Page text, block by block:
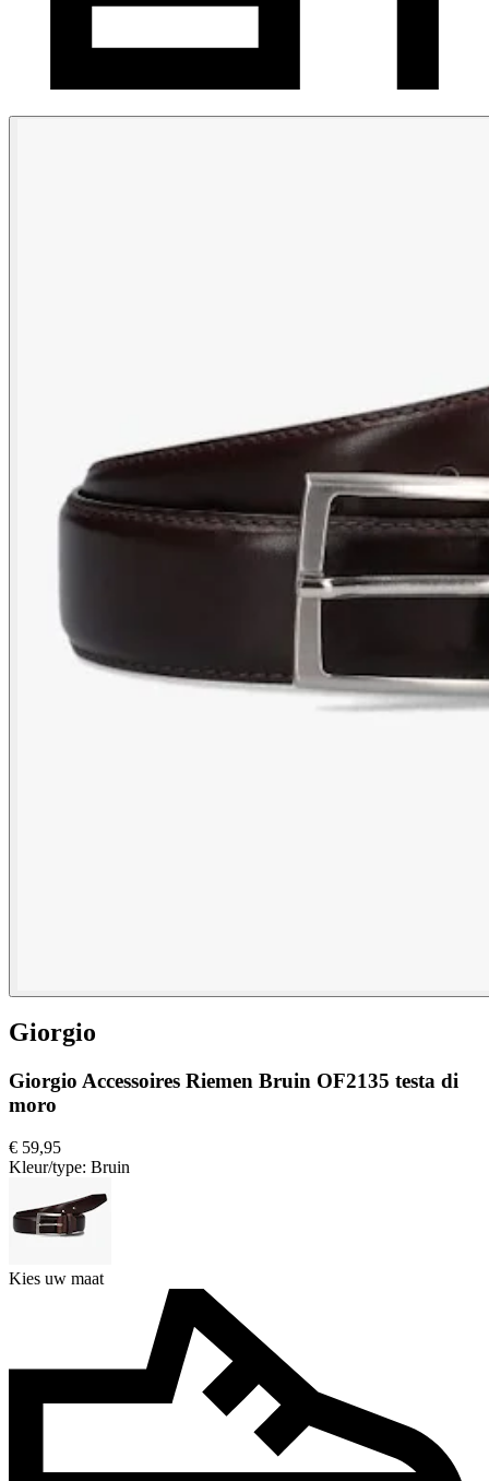
Giorgio
Giorgio Accessoires Riemen Bruin OF2135 testa di
moro
€ 59,95
Kleur/type: Bruin
Kies uw maat